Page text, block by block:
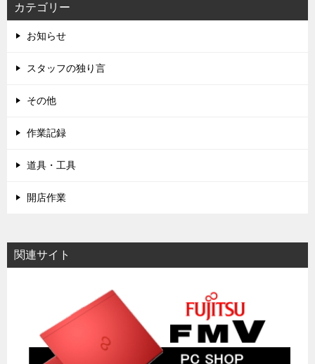
カテゴリー
お知らせ
スタッフの独り言
その他
作業記録
道具・工具
開店作業
関連サイト